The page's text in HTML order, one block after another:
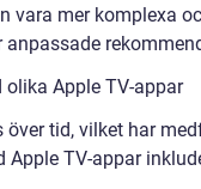
vara mer komplexa
Apple TV-appar
tid, vilket har
Apple TV-appar